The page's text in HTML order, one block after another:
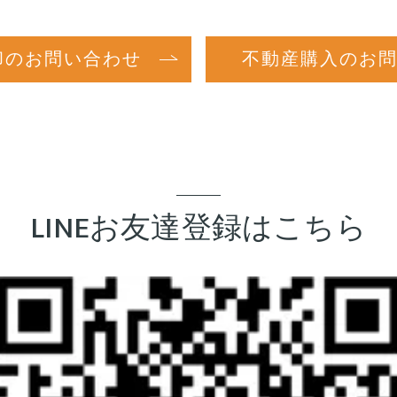
お問い合わせ 不動産購入のお
LINEお友達登録はこちら